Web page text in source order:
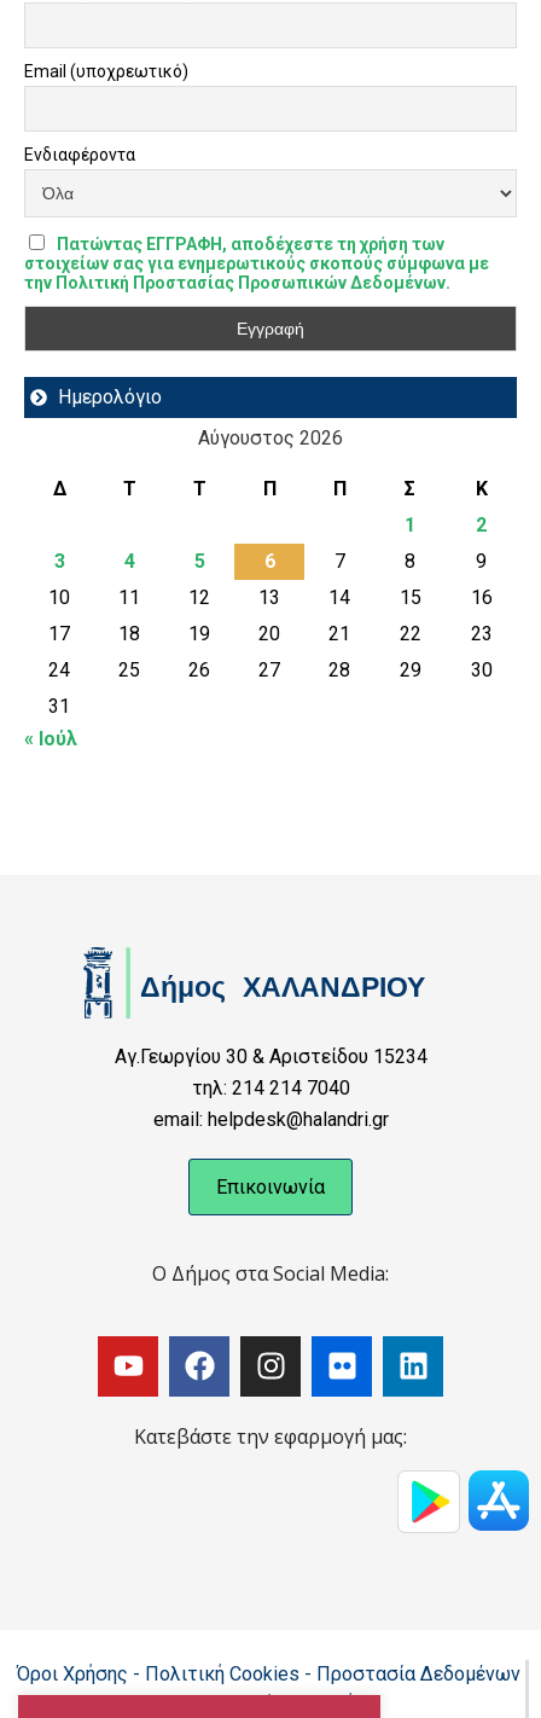
Email (υποχρεωτικό)
Ενδιαφέροντα
Πατώντας ΕΓΓΡΑΦΗ, αποδέχεστε τη χρήση των
στοιχείων σας για ενημερωτικούς σκοπούς σύμφωνα με
την Πολιτική Προστασίας Προσωπικών Δεδομένων.
Ημερολόγιο
Αύγουστος 2026
Δ Τ Τ Π Π Σ
Κ
1
2
3
4 5 6 7 8
9
10
11 12 13 14 15
16
17
18 19 20 21 22
23
24
25 26 27 28 29
30
31
« Ιούλ
Αγ.Γεωργίου 30 & Αριστείδου 15234
τηλ: 214 214 7040
email: helpdesk@halandri.gr
Επικοινωνία
Ο Δήμος στα Social Media:
Κατεβάστε την εφαρμογή μας:
Όροι Χρήσης - Πολιτική Cookies - Προστασία Δεδομένων
Προσωπικού Χαρακτήρα